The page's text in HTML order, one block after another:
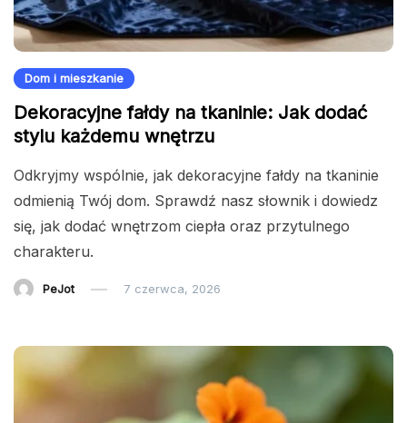
Dom i mieszkanie
Dekoracyjne fałdy na tkaninie: Jak dodać
stylu każdemu wnętrzu
Odkryjmy wspólnie, jak dekoracyjne fałdy na tkaninie
odmienią Twój dom. Sprawdź nasz słownik i dowiedz
się, jak dodać wnętrzom ciepła oraz przytulnego
charakteru.
PeJot 7 czerwca, 2026